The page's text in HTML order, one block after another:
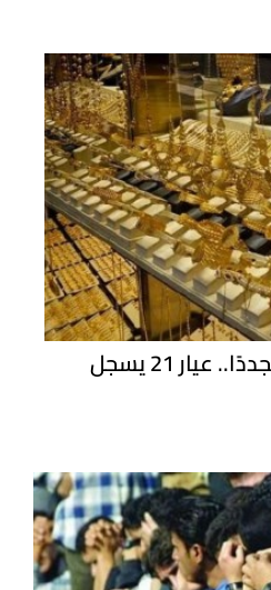
أسعار الذهب ترتفع مجددًا.. عيار 21 يسجل